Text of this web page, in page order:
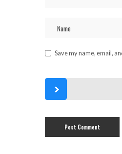
Save my name, email,